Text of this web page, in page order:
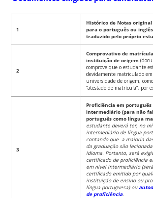
1
Histórico de Notas
para o português ou
traduzido pelo próprio
2
Comprovativo de
instituição de origem
comprove que o estudante
devidamente matriculado em
universidade de origem,
“atestado de matrícula”, por
3
Proficiência em
intermediário (para não
português como língua
estudante deverá ter, no
intermediário de língua
contando que a maioria
da graduação são
idioma. Portanto, será
certificado de proficiência
em nível intermediário
certificado emitido por
instituição de ensino ou
língua portuguesa) ou
de proficiência.